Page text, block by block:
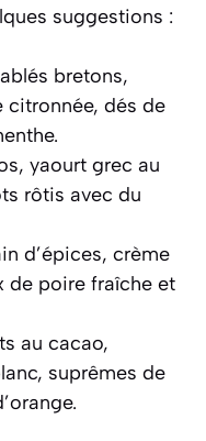
suggestions :
bretons,
citronnée, dés de
yaourt grec au
rôtis avec du
d’épices, crème
de poire fraîche et
au cacao,
suprêmes de